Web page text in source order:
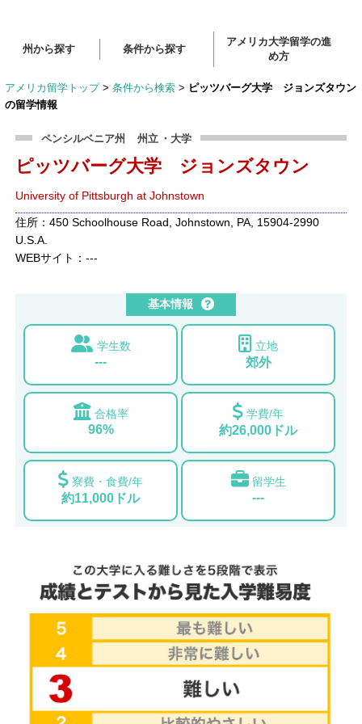
州から探す 条件から探す
アメリカ大学留学の進
め方
アメリカ留学トップ > 条件から検索 > ピッツバーグ大学 ジョンズタウン
の留学情報
ペンシルベニア州 州立 ・大学
ピッツバーグ大学 ジョンズタウン
University of Pittsburgh at Johnstown
住所：450 Schoolhouse Road, Johnstown, PA, 15904-2990
U.S.A.
WEBサイト：---
基本情報
学生数
---
立地
郊外
合格率
96%
学費/年
約26,000ドル
寮費・食費/年
約11,000ドル
留学生
---